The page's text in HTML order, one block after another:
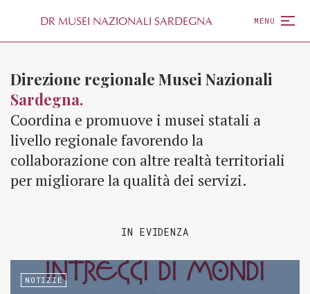
DR MUSEI NAZIONALI SARDEGNA MENU
Direzione regionale Musei Nazionali
Sardegna.
Coordina e promuove i musei statali a
livello regionale favorendo la
collaborazione con altre realtà territoriali
per migliorare la qualità dei servizi.
IN EVIDENZA
NOTIZIE